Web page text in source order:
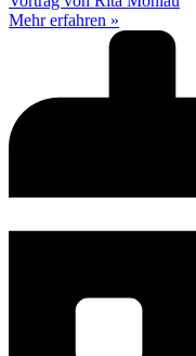
Mehr erfahren »